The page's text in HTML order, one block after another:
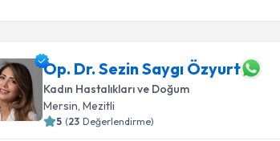
Op. Dr. Sezin Saygı Özyurt
Kadın Hastalıkları ve Doğum
Mersin, Mezitli
5 (23 Değerlendirme)